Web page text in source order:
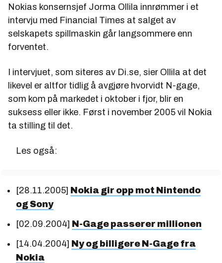
Nokias konsernsjef Jorma Ollila innrømmer i et
intervju med Financial Times at salget av
selskapets spillmaskin går langsommere enn
forventet.
I intervjuet, som siteres av Di.se, sier Ollila at det
likevel er altfor tidlig å avgjøre hvorvidt N-gage,
som kom på markedet i oktober i fjor, blir en
suksess eller ikke. Først i november 2005 vil Nokia
ta stilling til det.
Les også:
[28.11.2005] Nokia gir opp mot Nintendo
og Sony
[02.09.2004] N-Gage passerer millionen
[14.04.2004] Ny og billigere N-Gage fra
Nokia